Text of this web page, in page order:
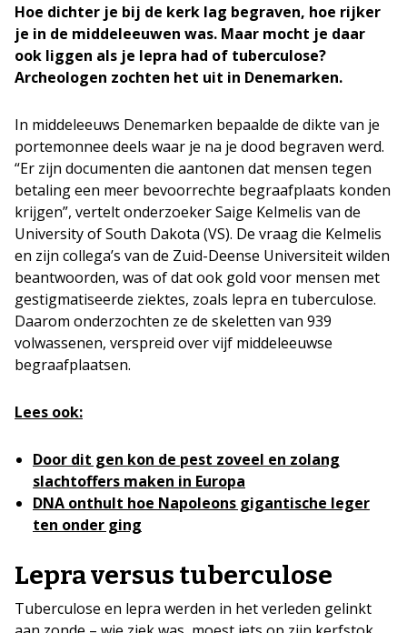
Hoe dichter je bij de kerk lag begraven, hoe rijker
je in de middeleeuwen was. Maar mocht je daar
ook liggen als je lepra had of tuberculose?
Archeologen zochten het uit in Denemarken.
In middeleeuws Denemarken bepaalde de dikte van je
portemonnee deels waar je na je dood begraven werd.
“Er zijn documenten die aantonen dat mensen tegen
betaling een meer bevoorrechte begraafplaats konden
krijgen”, vertelt onderzoeker Saige Kelmelis van de
University of South Dakota (VS). De vraag die Kelmelis
en zijn collega’s van de Zuid-Deense Universiteit wilden
beantwoorden, was of dat ook gold voor mensen met
gestigmatiseerde ziektes, zoals lepra en tuberculose.
Daarom onderzochten ze de skeletten van 939
volwassenen, verspreid over vijf middeleeuwse
begraafplaatsen.
Lees ook:
Door dit gen kon de pest zoveel en zolang
slachtoffers maken in Europa
DNA onthult hoe Napoleons gigantische leger
ten onder ging
Lepra versus tuberculose
Tuberculose en lepra werden in het verleden gelinkt